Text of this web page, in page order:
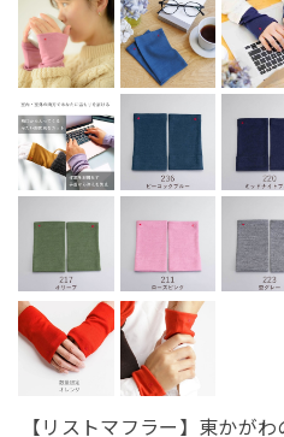
【リストマフラー】東かが